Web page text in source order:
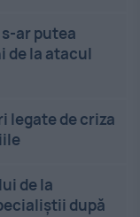
ar putea
de la atacul
legate de criza
de la
după